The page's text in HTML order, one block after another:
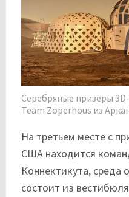
Серебряные призеры
Team Zoperhous из
На третьем месте с
США находится
Коннектикута, среда
состоит из